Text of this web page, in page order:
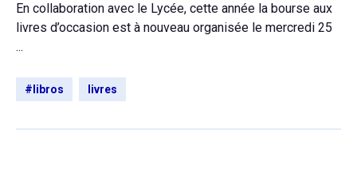
En collaboration avec le Lycée, cette année la bourse aux
livres d’occasion est à nouveau organisée le mercredi 25
...
#libros livres